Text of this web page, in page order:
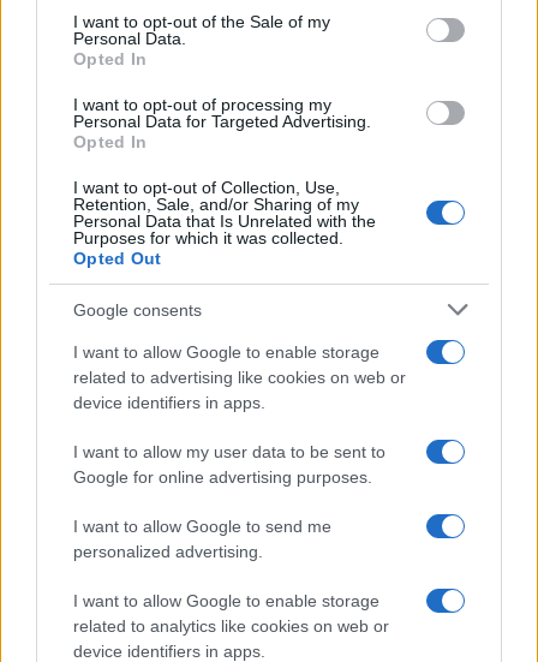
services and may gather and store information including but
not limited to your visit or usage behaviour. You may click to
grant or deny consent to Google and its third-party tags to
consent section.
I want to opt-out of the Sale of my
Personal Data.
Opted In
I want to opt-out of processing my
Personal Data for Targeted Advertising.
Opted In
I want to opt-out of Collection, Use,
Retention, Sale, and/or Sharing of my
Personal Data that Is Unrelated with the
Purposes for which it was collected.
Opted Out
Google consents
I want to allow Google to enable storage
related to advertising like cookies on web or
device identifiers in apps.
I want to allow my user data to be sent to
Google for online advertising purposes.
I want to allow Google to send me
personalized advertising.
I want to allow Google to enable storage
related to analytics like cookies on web or
device identifiers in apps.
Ai Metalmeccanici la Quattordicesima o
un Premio per le Ferie: Ecco a Chi
Spettano
Diritti 2 Luglio 2025
I premi ferie sono somme aggiuntive che alcune aziende
riconoscono ai lavoratori in occasione della pausa estiva.
Servono a...
ME T ALMECCANICI
NEWS
ABOUT US CONTACT CAREERS PRIVACY POLICY
Metalmeccanici News - Il portale di informazione sul mondo
della Metalmeccanica, Installazione di Impianti, Automotive e
Componentistica. Nel sito é presente una sezione specifica
con le Offerte di Lavoro dedicate alle professionalità della